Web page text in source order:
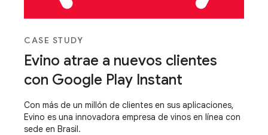
CASE STUDY
Evino atrae a nuevos clientes
con Google Play Instant
Con más de un millón de clientes en sus aplicaciones,
Evino es una innovadora empresa de vinos en línea con
sede en Brasil.